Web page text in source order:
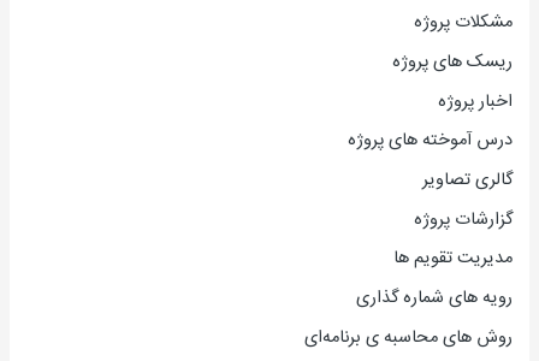
مشکلات پروژه
ریسک های پروژه
اخبار پروژه
درس آموخته های پروژه
گالری تصاویر
گزارشات پروژه
مدیریت تقویم ها
رویه های شماره گذاری
روش های محاسبه ی برنامه‌ای